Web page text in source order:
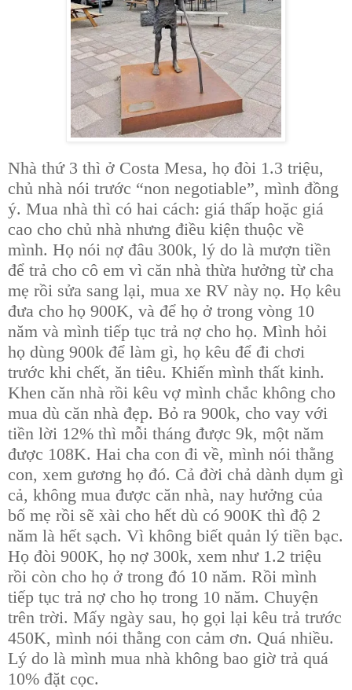
Nhà thứ 3 thì ở Costa Mesa, họ đòi 1.3 triệu,
chủ nhà nói trước “non negotiable”, mình đồng
ý. Mua nhà thì có hai cách: giá thấp hoặc giá
cao cho chủ nhà nhưng điều kiện thuộc về
mình. Họ nói nợ đâu 300k, lý do là mượn tiền
để trả cho cô em vì căn nhà thừa hưởng từ cha
mẹ rồi sửa sang lại, mua xe RV này nọ. Họ kêu
đưa cho họ 900K, và để họ ở trong vòng 10
năm và mình tiếp tục trả nợ cho họ. Mình hỏi
họ dùng 900k để làm gì, họ kêu để đi chơi
trước khi chết, ăn tiêu. Khiến mình thất kinh.
Khen căn nhà rồi kêu vợ mình chắc không cho
mua dù căn nhà đẹp. Bỏ ra 900k, cho vay với
tiền lời 12% thì mỗi tháng được 9k, một năm
được 108K. Hai cha con đi về, mình nói thằng
con, xem gương họ đó. Cả đời chả dành dụm gì
cả, không mua được căn nhà, nay hưởng của
bố mẹ rồi sẽ xài cho hết dù có 900K thì độ 2
năm là hết sạch. Vì không biết quản lý tiền bạc.
Họ đòi 900K, họ nợ 300k, xem như 1.2 triệu
rồi còn cho họ ở trong đó 10 năm. Rồi mình
tiếp tục trả nợ cho họ trong 10 năm. Chuyện
trên trời. Mấy ngày sau, họ gọi lại kêu trả trước
450K, mình nói thằng con cảm ơn. Quá nhiều.
Lý do là mình mua nhà không bao giờ trả quá
10% đặt cọc.